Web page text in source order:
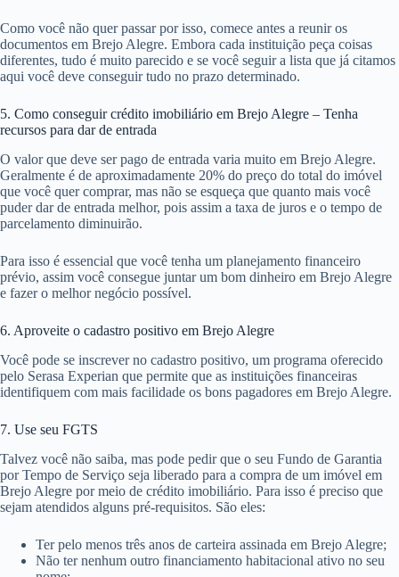
Como você não quer passar por isso, comece antes a reunir os
documentos em Brejo Alegre. Embora cada instituição peça coisas
diferentes, tudo é muito parecido e se você seguir a lista que já citamos
aqui você deve conseguir tudo no prazo determinado.
5. Como conseguir crédito imobiliário em Brejo Alegre – Tenha
recursos para dar de entrada
O valor que deve ser pago de entrada varia muito em Brejo Alegre.
Geralmente é de aproximadamente 20% do preço do total do imóvel
que você quer comprar, mas não se esqueça que quanto mais você
puder dar de entrada melhor, pois assim a taxa de juros e o tempo de
parcelamento diminuirão.
Para isso é essencial que você tenha um planejamento financeiro
prévio, assim você consegue juntar um bom dinheiro em Brejo Alegre
e fazer o melhor negócio possível.
6. Aproveite o cadastro positivo em Brejo Alegre
Você pode se inscrever no cadastro positivo, um programa oferecido
pelo Serasa Experian que permite que as instituições financeiras
identifiquem com mais facilidade os bons pagadores em Brejo Alegre.
7. Use seu FGTS
Talvez você não saiba, mas pode pedir que o seu Fundo de Garantia
por Tempo de Serviço seja liberado para a compra de um imóvel em
Brejo Alegre por meio de crédito imobiliário. Para isso é preciso que
sejam atendidos alguns pré-requisitos. São eles:
Ter pelo menos três anos de carteira assinada em Brejo Alegre;
Não ter nenhum outro financiamento habitacional ativo no seu